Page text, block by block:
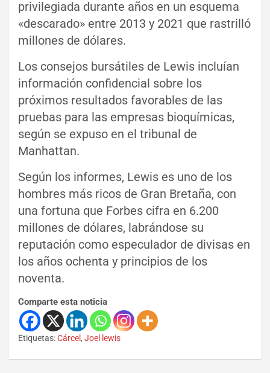
privilegiada durante años en un esquema
«descarado» entre 2013 y 2021 que rastrilló
millones de dólares.
Los consejos bursátiles de Lewis incluían
información confidencial sobre los
próximos resultados favorables de las
pruebas para las empresas bioquímicas,
según se expuso en el tribunal de
Manhattan.
Según los informes, Lewis es uno de los
hombres más ricos de Gran Bretaña, con
una fortuna que Forbes cifra en 6.200
millones de dólares, labrándose su
reputación como especulador de divisas en
los años ochenta y principios de los
noventa.
Comparte esta noticia
Etiquetas:Cárcel , Joel lewis